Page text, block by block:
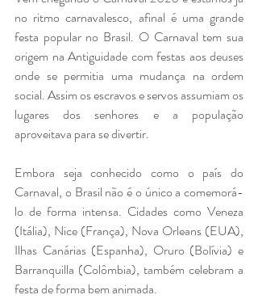
no ritmo carnavalesco, afinal é uma grande
festa popular no Brasil. O Carnaval tem sua
origem na Antiguidade com festas aos deuses
onde se permitia uma mudança na ordem
social. Assim os escravos e servos assumiam os
lugares dos senhores e a população
aproveitava para se divertir.
Embora seja conhecido como o país do
Carnaval, o Brasil não é o único a comemorá-
lo de forma intensa. Cidades como Veneza
(Itália), Nice (França), Nova Orleans (EUA),
Ilhas Canárias (Espanha), Oruro (Bolívia) e
Barranquilla (Colômbia), também celebram a
festa de forma bem animada.